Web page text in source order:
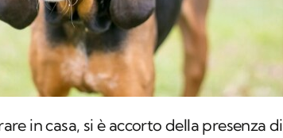
in casa, si è accorto della presenza di